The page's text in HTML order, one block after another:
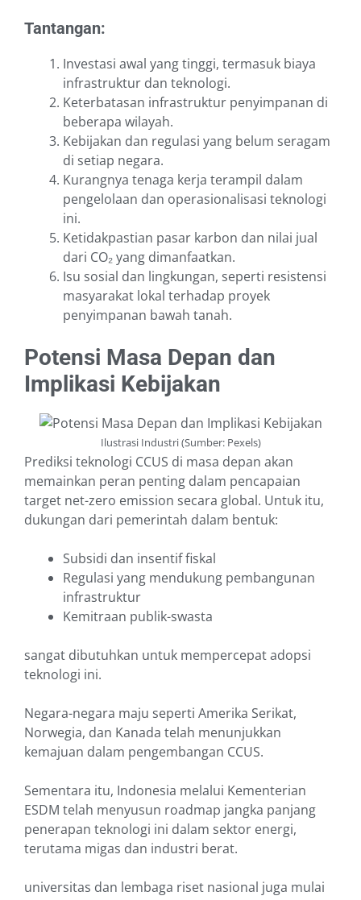
Tantangan:
Investasi awal yang tinggi, termasuk biaya
infrastruktur dan teknologi.
Keterbatasan infrastruktur penyimpanan di
beberapa wilayah.
Kebijakan dan regulasi yang belum seragam
di setiap negara.
Kurangnya tenaga kerja terampil dalam
pengelolaan dan operasionalisasi teknologi
ini.
Ketidakpastian pasar karbon dan nilai jual
dari CO₂ yang dimanfaatkan.
Isu sosial dan lingkungan, seperti resistensi
masyarakat lokal terhadap proyek
penyimpanan bawah tanah.
Potensi Masa Depan dan
Implikasi Kebijakan
Ilustrasi Industri (Sumber: Pexels)
Prediksi teknologi CCUS di masa depan akan
memainkan peran penting dalam pencapaian
target net-zero emission secara global. Untuk itu,
dukungan dari pemerintah dalam bentuk:
Subsidi dan insentif fiskal
Regulasi yang mendukung pembangunan
infrastruktur
Kemitraan publik-swasta
sangat dibutuhkan untuk mempercepat adopsi
teknologi ini.
Negara-negara maju seperti Amerika Serikat,
Norwegia, dan Kanada telah menunjukkan
kemajuan dalam pengembangan CCUS.
Sementara itu, Indonesia melalui Kementerian
ESDM telah menyusun roadmap jangka panjang
penerapan teknologi ini dalam sektor energi,
terutama migas dan industri berat.
universitas dan lembaga riset nasional juga mulai